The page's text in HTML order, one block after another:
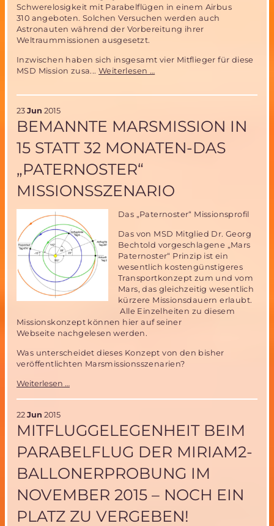
Schwerelosigkeit mit Parabelflügen in einem Airbus
310 angeboten. Solchen Versuchen werden auch
Astronauten während der Vorbereitung ihrer
Weltraummissionen ausgesetzt.
Inzwischen haben sich insgesamt vier Mitflieger für diese
MSD Mission zusa...Weiterlesen …
weiterhin
Mitflugmöglichkeit
23 Jun 2015
BEMANNTE MARSMISSION IN
15 STATT 32 MONATEN-DAS
„PATERNOSTER“
MISSIONSSZENARIO
Das „Paternoster“ Missionsprofil
Das von MSD Mitglied Dr. Georg
Bechtold vorgeschlagene „Mars
Paternoster“ Prinzip ist ein
wesentlich kostengünstigeres
Transportkonzept zum und vom
Mars, das gleichzeitig wesentlich
kürzere Missionsdauern erlaubt.
Alle Einzelheiten zu diesem
Missionskonzept können hier auf seiner
Webseite nachgelesen werden.
Was unterscheidet dieses Konzept von den bisher
veröffentlichten Marsmissionsszenarien?
Weiterlesen …
statt
32
Monaten-
das
„Paternoster“
Missionsszenario
22 Jun 2015
MITFLUGGELEGENHEIT BEIM
PARABELFLUG DER MIRIAM2-
BALLONERPROBUNG IM
NOVEMBER 2015 – NOCH EIN
PLATZ ZU VERGEBEN!